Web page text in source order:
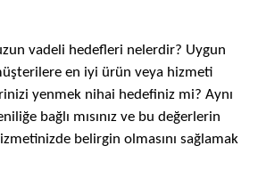
vadeli hedefleri nelerdir? Uygun
en iyi ürün veya hizmeti
yenmek nihai hedefiniz mi? Aynı
bağlı mısınız ve bu değerlerin
belirgin olmasını sağlamak